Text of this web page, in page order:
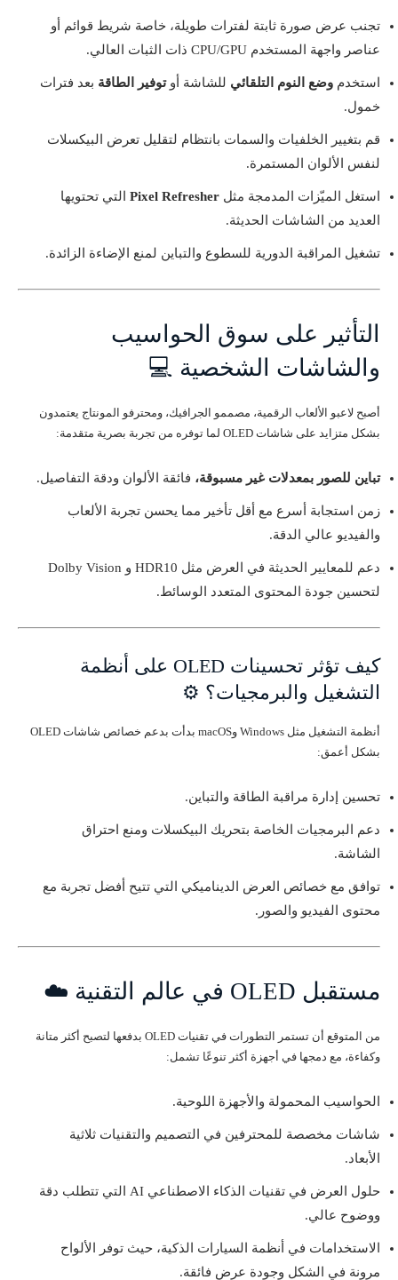
تجنب عرض صورة ثابتة لفترات طويلة، خاصة شريط قوائم أو
عناصر واجهة المستخدم CPU/GPU ذات الثبات العالي.
استخدم وضع النوم التلقائي للشاشة أوتوفير الطاقة بعد فترات
خمول.
قم بتغيير الخلفيات والسمات بانتظام لتقليل تعرض البيكسلات
لنفس الألوان المستمرة.
استغل الميّزات المدمجة مثل Pixel Refresher التي تحتويها
العديد من الشاشات الحديثة.
تشغيل المراقبة الدورية للسطوع والتباين لمنع الإضاءة الزائدة.
التأثير على سوق الحواسيب
والشاشات الشخصية 💻
أصبح لاعبو الألعاب الرقمية، مصممو الجرافيك، ومحترفو المونتاج يعتمدون
بشكل متزايد على شاشات OLED لما توفره من تجربة بصرية متقدمة:
تباين للصور بمعدلات غير مسبوقة، فائقة الألوان ودقة التفاصيل.
زمن استجابة أسرع مع أقل تأخير مما يحسن تجربة الألعاب
والفيديو عالي الدقة.
دعم للمعايير الحديثة في العرض مثل HDR10 و Dolby Vision
لتحسين جودة المحتوى المتعدد الوسائط.
كيف تؤثر تحسينات OLED على أنظمة
التشغيل والبرمجيات؟ ⚙️
أنظمة التشغيل مثل Windows وmacOS بدأت بدعم خصائص شاشات OLED
بشكل أعمق:
تحسين إدارة مراقبة الطاقة والتباين.
دعم البرمجيات الخاصة بتحريك البيكسلات ومنع احتراق
الشاشة.
توافق مع خصائص العرض الديناميكي التي تتيح أفضل تجربة مع
محتوى الفيديو والصور.
مستقبل OLED في عالم التقنية ☁️
من المتوقع أن تستمر التطورات في تقنيات OLED بدفعها لتصبح أكثر متانة
وكفاءة، مع دمجها في أجهزة أكثر تنوعًا تشمل:
الحواسيب المحمولة والأجهزة اللوحية.
شاشات مخصصة للمحترفين في التصميم والتقنيات ثلاثية
الأبعاد.
حلول العرض في تقنيات الذكاء الاصطناعي AI التي تتطلب دقة
ووضوح عالي.
الاستخدامات في أنظمة السيارات الذكية، حيث توفر الألواح
مرونة في الشكل وجودة عرض فائقة.